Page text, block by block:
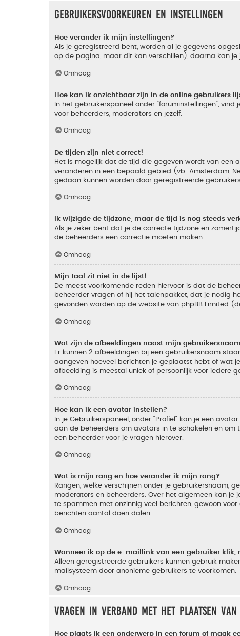
Gebruikersvoorkeuren en instellingen
Hoe verander ik mijn instellingen?
Als je geregistreerd bent, worden al je gegevens
op de pagina, maar dit kan verschillen), daarna kan je
Omhoog
Hoe kan ik onzichtbaar zijn in de online gebruikers
In het gebruikerspaneel onder "foruminstellingen", vind
voor beheerders, moderators en jezelf.
Omhoog
De tijden zijn niet correct!
Het is mogelijk dat de tijd die gegeven wordt van een
veranderen in een bepaald gebied (vb: Amsterdam,
gedaan kunnen worden door geregistreerde
Omhoog
Ik wijzigde de tijdzone, maar de tijd is nog steeds
Als je zeker bent dat je de correcte tijdzone en
de beheerders een correctie moeten maken.
Omhoog
Mijn taal zit niet in de lijst!
De meest voorkomende reden hiervoor is dat de
beheerder vragen of hij het talenpakket, dat je nodig
gevonden worden op de website van phpBB Limited
Omhoog
Wat zijn de afbeeldingen naast mijn
Er kunnen 2 afbeeldingen bij een gebruikersnaam
aangeven hoeveel berichten je geplaatst hebt of wat
afbeelding is meestal uniek of persoonlijk voor iedere
Omhoog
Hoe kan ik een avatar instellen?
In je Gebruikerspaneel, onder “Profiel” kan je een
aan de beheerders om avatars in te schakelen en om
een beheerder voor je vragen hierover.
Omhoog
Wat is mijn rang en hoe verander ik mijn rang?
Rangen, welke verschijnen onder je gebruikersnaam,
moderators en beheerders. Over het algemeen kan je
te spammen met onzinnig veel berichten, gewoon
berichten aantal doen dalen.
Omhoog
Wanneer ik op de e-maillink van een gebruiker klik,
Alleen geregistreerde gebruikers kunnen gebruik
mailsysteem door anonieme gebruikers te voorkomen.
Omhoog
Vragen in verband met het plaatsen
Hoe plaats ik een onderwerp in een forum of maak